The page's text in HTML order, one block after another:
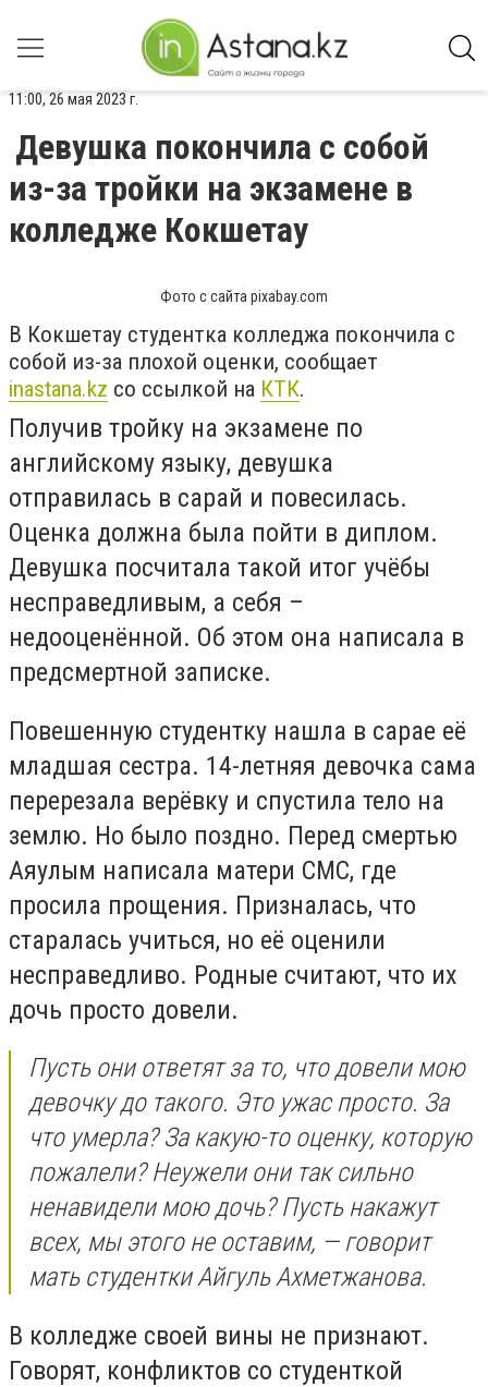
11:00, 26 мая 2023 г.
Девушка покончила с собой
из-за тройки на экзамене в
колледже Кокшетау
Фото с сайта pixabay.com
В Кокшетау студентка колледжа покончила с
собой из-за плохой оценки, сообщает
inastana.kz со ссылкой на КТК.
Получив тройку на экзамене по
английскому языку, девушка
отправилась в сарай и повесилась.
Оценка должна была пойти в диплом.
Девушка посчитала такой итог учёбы
несправедливым, а себя –
недооценённой. Об этом она написала в
предсмертной записке.
Повешенную студентку нашла в сарае её
младшая сестра. 14-летняя девочка сама
перерезала верёвку и спустила тело на
землю. Но было поздно. Перед смертью
Аяулым написала матери СМС, где
просила прощения. Призналась, что
старалась учиться, но её оценили
несправедливо. Родные считают, что их
дочь просто довели.
Пусть они ответят за то, что довели мою
девочку до такого. Это ужас просто. За
что умерла? За какую-то оценку, которую
пожалели? Неужели они так сильно
ненавидели мою дочь? Пусть накажут
всех, мы этого не оставим, — говорит
мать студентки Айгуль Ахметжанова.
В колледже своей вины не признают.
Говорят, конфликтов со студенткой